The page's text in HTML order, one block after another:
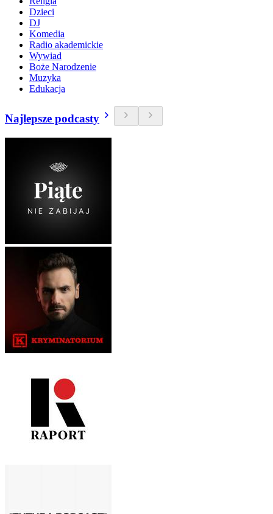
Dzieci
DJ
Komedia
Radio akademickie
Wywiad
Boże Narodzenie
Muzyka
Edukacja
Najlepsze podcasty